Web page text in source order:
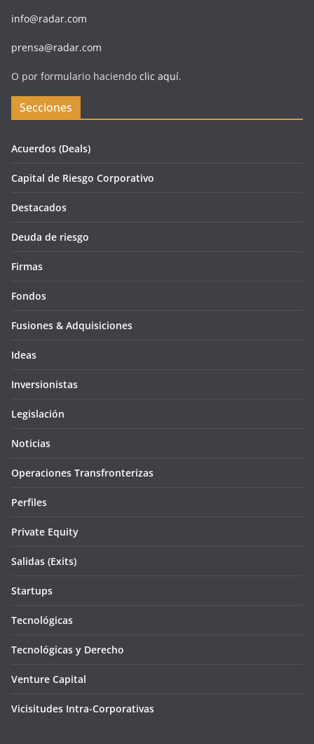
info@radar.com
prensa@radar.com
O por formulario haciendo clic aquí.
Secciones
Acuerdos (Deals)
Capital de Riesgo Corporativo
Destacados
Deuda de riesgo
Firmas
Fondos
Fusiones & Adquisiciones
Ideas
Inversionistas
Legislación
Noticias
Operaciones Transfronterizas
Perfiles
Private Equity
Salidas (Exits)
Startups
Tecnológicas
Tecnológicas y Derecho
Venture Capital
Vicisitudes Intra-Corporativas